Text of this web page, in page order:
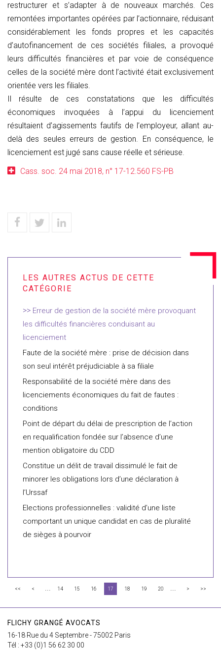
restructurer et s’adapter à de nouveaux marchés. Ces
remontées importantes opérées par l’actionnaire, réduisant
considérablement les fonds propres et les capacités
d’autofinancement de ces sociétés filiales, a provoqué
leurs difficultés financières et par voie de conséquence
celles de la société mère dont l’activité était exclusivement
orientée vers les filiales.
Il résulte de ces constatations que les difficultés
économiques invoquées à l’appui du licenciement
résultaient d’agissements fautifs de l’employeur, allant au-
delà des seules erreurs de gestion. En conséquence, le
licenciement est jugé sans cause réelle et sérieuse.
Cass. soc. 24 mai 2018, n° 17-12.560 FS-PB
Erreur de gestion de la société mère provoquant
les difficultés financières conduisant au
licenciement
Faute de la société mère : prise de décision dans
son seul intérêt préjudiciable à sa filiale
Responsabilité de la société mère dans des
licenciements économiques du fait de fautes :
conditions
Point de départ du délai de prescription de l’action
en requalification fondée sur l’absence d’une
mention obligatoire du CDD
Constitue un délit de travail dissimulé le fait de
minorer les obligations lors d’une déclaration à
l’Urssaf
Elections professionnelles : validité d’une liste
comportant un unique candidat en cas de pluralité
de sièges à pourvoir
<< < ... 14 15 16 17 18 19 20 ... > >>
FLICHY GRANGÉ AVOCATS
16-18 Rue du 4 Septembre - 75002 Paris
Tél : +33 (0)1 56 62 30 00